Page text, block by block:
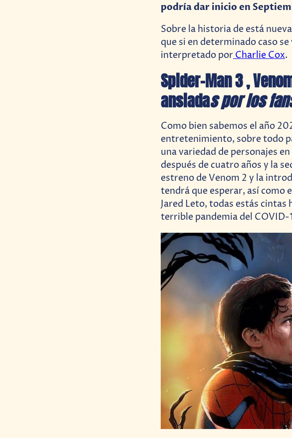
podría dar inicio en
Sobre la historia de está
que si en determinado caso
interpretado porCharlie Cox.
Spider-Man 3 ,
ansiadas por los
Como bien sabemos el año
entretenimiento, sobre todo
una variedad de personajes
después de cuatro años y la
estreno de Venom 2 y la
tendrá que esperar, así como
Jared Leto, todas estás
terrible pandemia del COVID-